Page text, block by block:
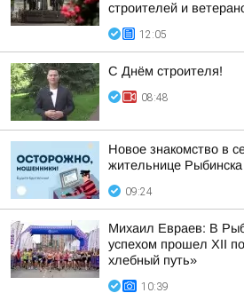
строителей и
12:05
С Днём строителя!
08:48
Новое знакомство в
жительнице
09:24
Михаил Евраев: В
успехом прошел XII
хлебный путь»
10:39